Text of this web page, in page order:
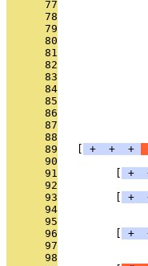
      77
      78
      79
      80
      81
      82
      83
      84
      85
      86
      87
      88
      89
+ + +
      90
      91
+
      92
      93
+
      94
      95
      96
+
      97
      98